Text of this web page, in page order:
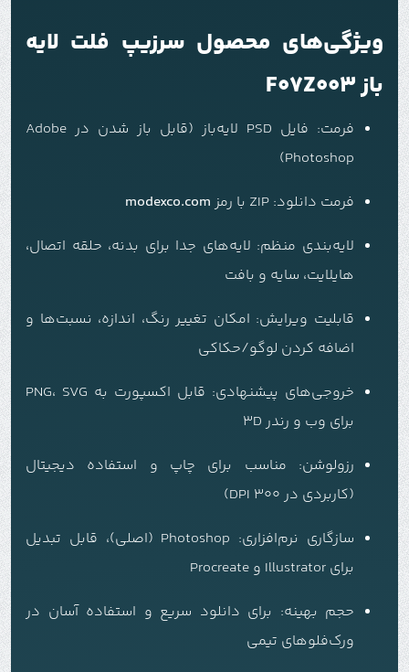
ویژگی‌های محصول سرزیپ فلت لایه
باز F07Z003
فرمت: فایل PSD لایه‌باز (قابل باز شدن در Adobe
Photoshop)
فرمت دانلود:
modexco.com
لایه‌بندی منظم: لایه‌های جدا برای بدنه، حلقه اتصال،
هایلایت، سایه و بافت
قابلیت ویرایش: امکان تغییر رنگ، اندازه، نسبت‌ها و
اضافه کردن لوگو/حکاکی
خروجی‌های پیشنهادی: قابل اکسپورت به PNG، SVG
برای وب و رندر 3D
رزولوشن: مناسب برای چاپ و استفاده دیجیتال
(کاربردی در 300 DPI)
سازگاری نرم‌افزاری: Photoshop (اصلی)، قابل تبدیل
برای Illustrator و Procreate
حجم بهینه: برای دانلود سریع و استفاده آسان در
ورک‌فلوهای تیمی